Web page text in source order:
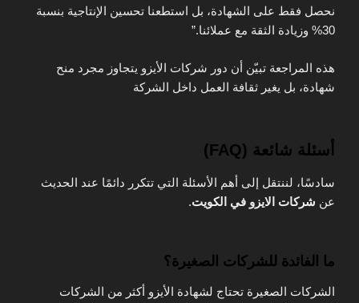
نحصل فقط على الشهادة، بل استطعنا تحسين الإنتاجية بنسبة
30% وزيادة الثقة مع عملائنا.”
هذه المراجعة تبيّن أن دور شركات الأيزو يتجاوز مجرد منح
شهادة، بل يغير ثقافة العمل داخل الشركة
أسئلة شائعة (FAQ)
سادسًا، لننتقل إلى أهم الأسئلة التي تتكرر دائمًا عند الحديث
عن شركات الايزو في الكويت.
ما الفائدة للشركات الصغيرة؟
الشركات الصغيرة تحتاج لشهادة الأيزو أكثر من الشركات